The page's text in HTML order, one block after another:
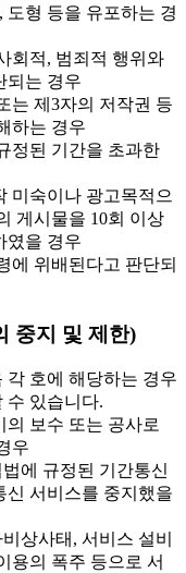
도형 등을 유포하는 경
회적, 범죄적 행위와
되는 경우
는 제3자의 저작권 등
하는 경우
정된 기간을 초과한
미숙이나 광고목적으
게시물을 10회 이상
였을 경우
에 위배된다고 판단되
중지 및 제한)
호에 해당하는 경우
수 있습니다.
의 보수 또는 공사로
우
에 규정된 기간통신
신 서비스를 중지했을
상사태, 서비스 설비
용의 폭주 등으로 서